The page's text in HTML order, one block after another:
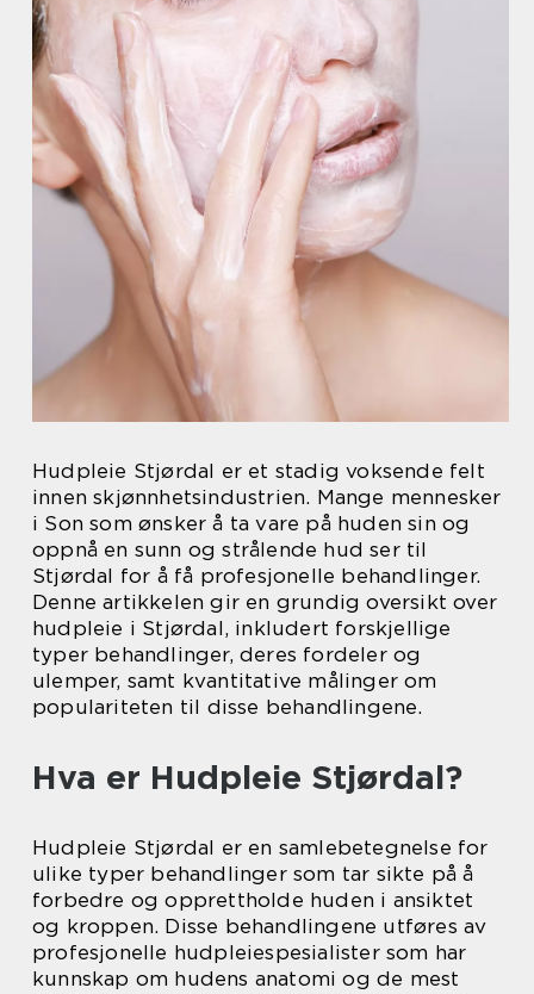
Hudpleie Stjørdal er et stadig voksende felt
innen skjønnhetsindustrien. Mange mennesker
i Son som ønsker å ta vare på huden sin og
oppnå en sunn og strålende hud ser til
Stjørdal for å få profesjonelle behandlinger.
Denne artikkelen gir en grundig oversikt over
hudpleie i Stjørdal, inkludert forskjellige
typer behandlinger, deres fordeler og
ulemper, samt kvantitative målinger om
populariteten til disse behandlingene.
Hva er Hudpleie Stjørdal?
Hudpleie Stjørdal er en samlebetegnelse for
ulike typer behandlinger som tar sikte på å
forbedre og opprettholde huden i ansiktet
og kroppen. Disse behandlingene utføres av
profesjonelle hudpleiespesialister som har
kunnskap om hudens anatomi og de mest